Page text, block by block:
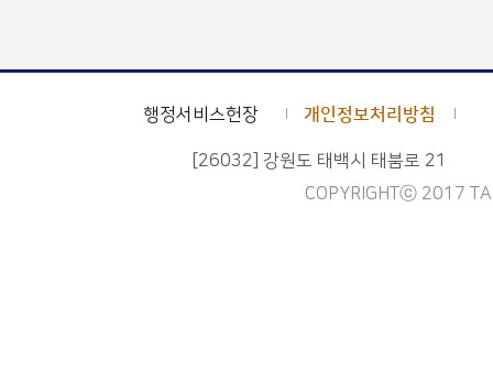
행정서비스헌장 개인정보처리방침
[26032] 강원도 태백시 태붐로 21
COPYRIGHTⓒ 2017